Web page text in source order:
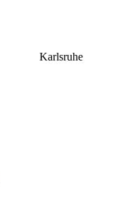
Karlsruhe